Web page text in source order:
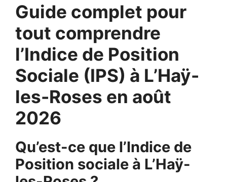
Guide complet pour
tout comprendre
l’Indice de Position
Sociale (IPS) à L’Haÿ-
les-Roses en août
2026
Qu’est-ce que l’Indice de
Position sociale à L’Haÿ-